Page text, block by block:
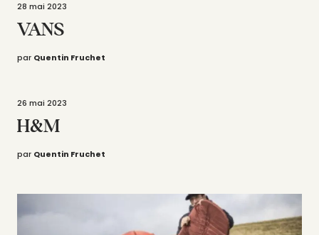
28 mai 2023
VANS
par Quentin Fruchet
26 mai 2023
H&M
par Quentin Fruchet